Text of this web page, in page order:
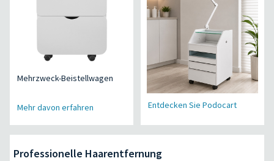
Mehrzweck-Beistellwagen
Mehr davon erfahren Entdecken Sie Podocart
Professionelle Haarentfernung